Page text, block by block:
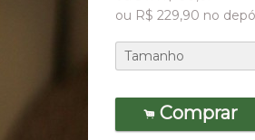
ou R$ 229,90 no
.Comprar